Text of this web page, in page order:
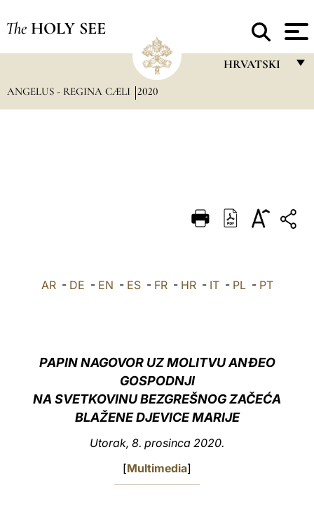
The HOLY SEE
HRVATSKI
DEUTSCH
العربيّة
ANGELUS - REGINA CÆLI 2020
AR- DE - EN - ES- FR- HR- IT- PL- PT
PAPIN NAGOVOR UZ MOLITVU ANĐEO
GOSPODNJI
NA SVETKOVINU BEZGREŠNOG ZAČEĆA
BLAŽENE DJEVICE MARIJE
Utorak, 8. prosinca 2020.
[Multimedia]